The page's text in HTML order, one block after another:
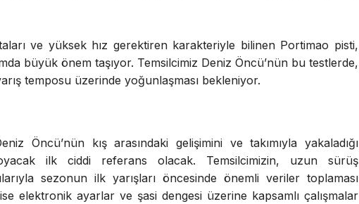
ve yüksek hız gerektiren karakteriyle bilinen Portimao pisti,
büyük önem taşıyor. Temsilcimiz Deniz Öncü’nün bu testlerde,
temposu üzerinde yoğunlaşması bekleniyor.
Öncü’nün kış arasındaki gelişimini ve takımıyla yakaladığı
ilk ciddi referans olacak. Temsilcimizin, uzun sürüş
sezonun ilk yarışları öncesinde önemli veriler toplaması
elektronik ayarlar ve şasi dengesi üzerine kapsamlı çalışmalar